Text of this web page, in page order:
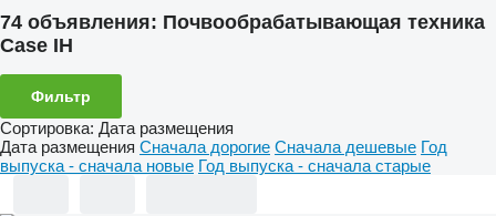
74 объявления: Почвообрабатывающая техника
Case IH
Фильтр
Сортировка: Дата размещения
Дата размещения Сначала дорогие Сначала дешевые Год
выпуска - сначала новые Год выпуска - сначала старые